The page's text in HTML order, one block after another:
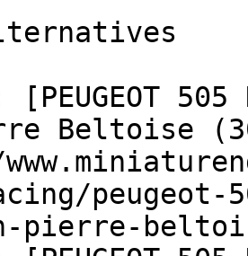
Beltoise
peugeot-
pierre-